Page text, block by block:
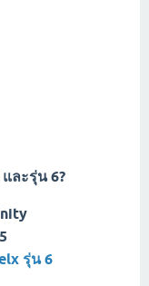
ละรุ่น 6?
รุ่น 6